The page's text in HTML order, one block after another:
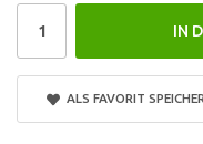
IN
ALS FAVORIT